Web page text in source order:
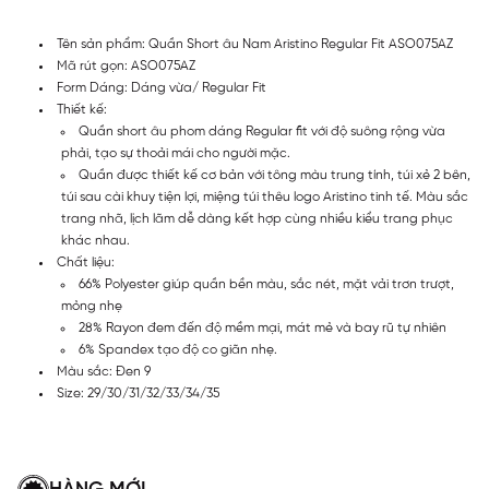
Tên sản phẩm: Quần Short âu Nam Aristino Regular Fit ASO075AZ
Mã rút gọn: ASO075AZ
Form Dáng: Dáng vừa/ Regular Fit
Thiết kế:
Quần short âu phom dáng Regular fit với độ suông rộng vừa
phải, tạo sự thoải mái cho người mặc.
Quần được thiết kế cơ bản với tông màu trung tính, túi xẻ 2 bên,
túi sau cài khuy tiện lợi, miệng túi thêu logo Aristino tinh tế. Màu sắc
trang nhã, lịch lãm dễ dàng kết hợp cùng nhiều kiểu trang phục
khác nhau.
Chất liệu:
66% Polyester giúp quần bền màu, sắc nét, mặt vải trơn trượt,
mỏng nhẹ
28% Rayon đem đến độ mềm mại, mát mẻ và bay rũ tự nhiên
6% Spandex tạo độ co giãn nhẹ.
Màu sắc: Đen 9
Size: 29/30/31/32/33/34/35